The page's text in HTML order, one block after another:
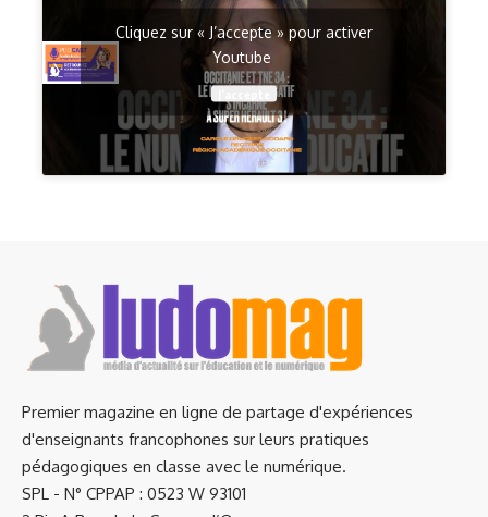
Cliquez sur « J’accepte » pour activer
Youtube
Premier magazine en ligne de partage d'expériences
d'enseignants francophones sur leurs pratiques
pédagogiques en classe avec le numérique.
SPL - N° CPPAP : 0523 W 93101